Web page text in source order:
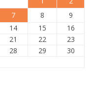
7 8
9
14 15
16
21 22
23
28 29
30